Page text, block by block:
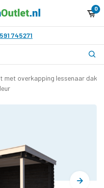
0
745271
met overkapping lessenaar dak